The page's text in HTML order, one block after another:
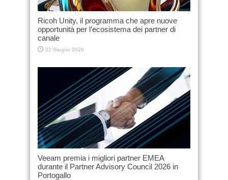
Ricoh Unity, il programma che apre nuove
opportunità per l’ecosistema dei partner di
canale
22 Giugno 2026
Veeam premia i migliori partner EMEA
durante il Partner Advisory Council 2026 in
Portogallo